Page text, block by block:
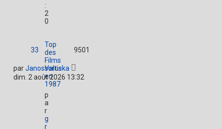
:
2
0
Top
des
Films
sortis
en
1987
p
a
r
g
r
33 9501
parJanosValuska
dim. 2 août 2026 13:32